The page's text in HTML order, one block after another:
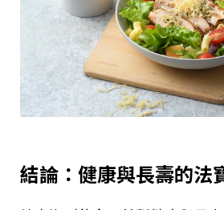
結論：健康與長壽的法